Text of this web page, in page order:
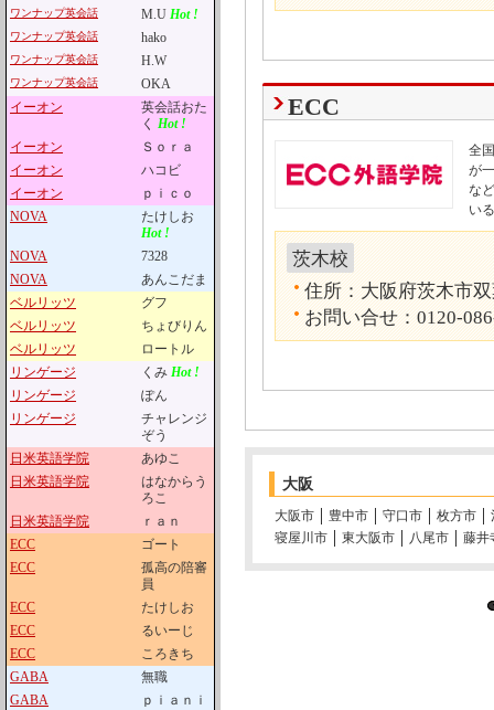
ワンナップ英会話 M.U Hot !
ワンナップ英会話 hako
ワンナップ英会話 H.W
ワンナップ英会話
OKA
イーオン
英会話おた
く Hot !
イーオン
Ｓｏｒａ
イーオン
ハコビ
イーオン
ｐｉｃｏ
NOVA
たけしお
Hot !
NOVA
7328
NOVA
あんこだま
ベルリッツ
グフ
ベルリッツ
ちょびりん
ベルリッツ
ロートル
リンゲージ
くみ Hot !
リンゲージ
ぽん
リンゲージ
チャレンジ
ぞう
日米英語学院
あゆこ
日米英語学院
はなからう
ろこ
日米英語学院
ｒａｎ
ECC
ゴート
ECC
孤高の陪審
員
ECC
たけしお
ECC
るいーじ
ECC
ころきち
GABA
無職
GABA
ｐｉａｎｉ
ECC
全
が
な
い
茨木校
住所：大阪府茨木市
お問い合せ：0120-
大阪
大阪市 豊中市 守口市 枚方市
寝屋川市
東大阪市 八尾市 藤井